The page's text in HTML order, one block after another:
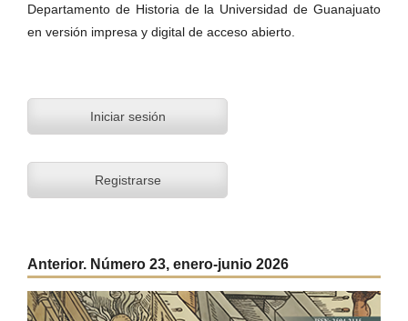
Departamento de Historia de la Universidad de Guanajuato
en versión impresa y digital de acceso abierto.
Iniciar sesión
Registrarse
Anterior. Número 23, enero-junio 2026